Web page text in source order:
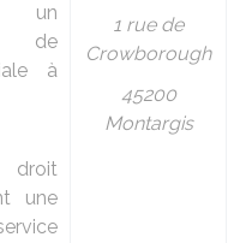
un
de
à
droit
une
1 rue de
Crowborough
45200
Montargis